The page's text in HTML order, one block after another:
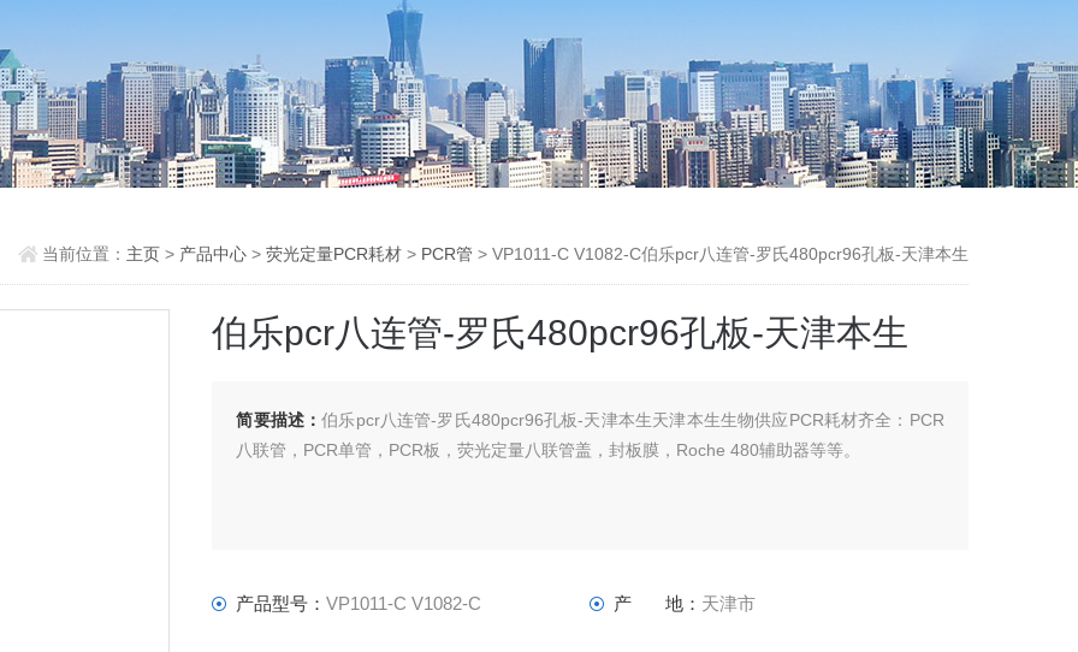
当前位置： 主页 > 产品中心> 荧光定量PCR耗材> PCR管 > VP1011-C V1082-C伯乐pcr八连管-罗氏480pcr96孔板-天津本生
伯乐pcr八连管-罗氏480pcr96孔板-天津本生
简要描述：伯乐pcr八连管-罗氏480pcr96孔板-天津本生天津本生生物供应PCR耗材齐全：PCR
八联管，PCR单管，PCR板，荧光定量八联管盖，封板膜，Roche 480辅助器等等。
产品型号：VP1011-C V1082-C 产 地： 天津市